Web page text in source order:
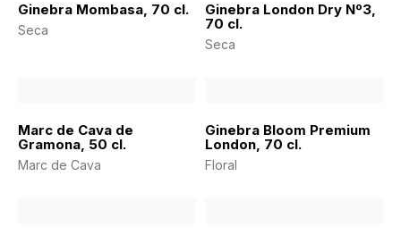
Ginebra Mombasa, 70 cl.
Seca
Ginebra London Dry Nº3,
70 cl.
Seca
Marc de Cava de
Gramona, 50 cl.
Marc de Cava
Ginebra Bloom Premium
London, 70 cl.
Floral